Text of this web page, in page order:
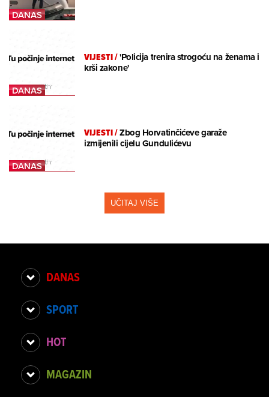
VIJESTI/'Policija trenira strogoću na ženama i
krši zakone'
VIJESTI/Zbog Horvatinčićeve garaže
izmijenili cijelu Gundulićevu
UČITAJ VIŠE
DANAS
SPORT
HOT
MAGAZIN